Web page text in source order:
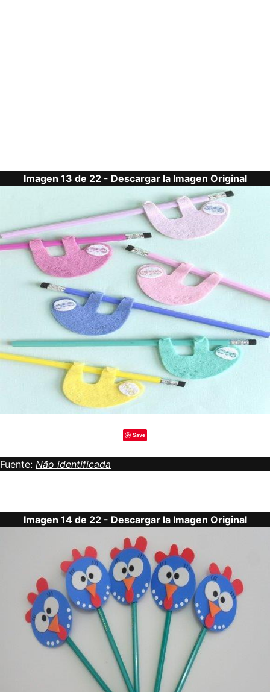
Imagen 13 de 22 - Descargar la Imagen Original
Save
Fuente: Não identificada
Imagen 14 de 22 - Descargar la Imagen Original